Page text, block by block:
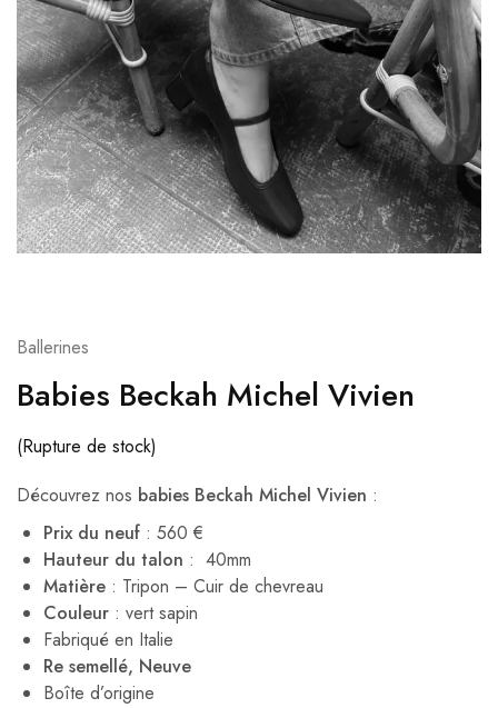
Ballerines
Babies Beckah Michel Vivien
(Rupture de stock)
Découvrez nos babies Beckah Michel Vivien :
Prix du neuf : 560 €
Hauteur du talon : 40mm
Matière : Tripon – Cuir de chevreau
Couleur : vert sapin
Fabriqué en Italie
Re semellé, Neuve
Boîte d’origine